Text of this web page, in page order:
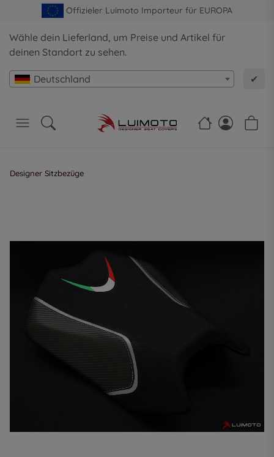
Offizieler Luimoto Importeur für EUROPA
Wähle dein Lieferland, um Preise und Artikel für
deinen Standort zu sehen.
Deutschland ✔
Designer Sitzbezüge